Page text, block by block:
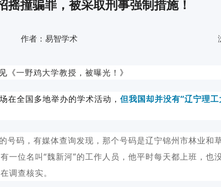
摇撞骗罪，被采取刑事强制措施！
作者：易智学术
《一野鸡大学教授，被曝光！ 》
全国多地举办的学术活动， 但我国却并没有“辽宁理
号码，有媒体查询发现，那个号码是辽宁锦州市林业和
一位名叫“魏新河”的工作人员，他平时每天都上班，也
调查核实。